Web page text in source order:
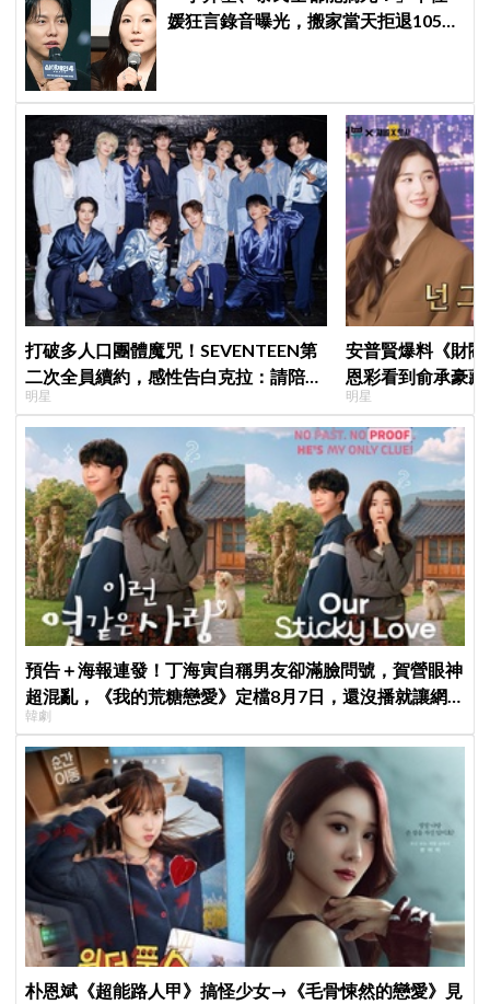
媛狂言錄音曝光，搬家當天拒退105億
打破多人口團體魔咒！SEVENTEEN第
二次全員續約，感性告白克拉：請陪伴
「TEAM SVT」見證永恆約定！
明星
安普賢爆料《財
恩彩看到俞承豪
普賢只是「搞笑男
明星
預告＋海報連發！丁海寅自稱男友卻滿臉問號，賀營眼神
超混亂，《我的荒糖戀愛》定檔8月7日，還沒播就讓網
友瘋猜結局
韓劇
朴恩斌《超能路人甲》搞怪少女→《毛骨悚然的戀愛》見